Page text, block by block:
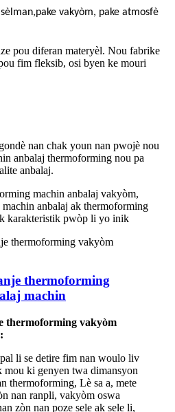
pake vakyòm, pake atmosfè
pou diferan materyèl. Nou fabrike
fim fleksib, osi byen ke mouri
nan chak youn nan pwojè nou
anbalaj thermoforming nou pa
anbalaj.
machin anbalaj vakyòm,
anbalaj ak thermoforming
karakteristik pwòp li yo inik
thermoforming
machin
thermoforming vakyòm
li se detire fim nan woulo liv
mou ki genyen twa dimansyon
thermoforming, Lè sa a, mete
nan ranpli, vakyòm oswa
zòn nan poze sele ak sele li,